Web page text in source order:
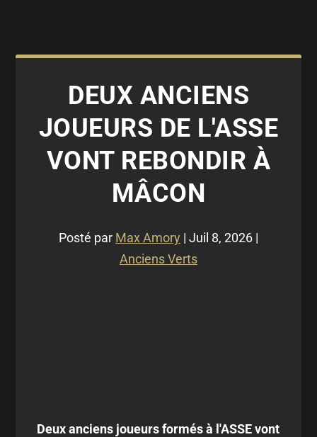
DEUX ANCIENS
JOUEURS DE L'ASSE
VONT REBONDIR À
MÂCON
Posté par Max Amory | Juil 8, 2026 |
Anciens Verts
Deux anciens joueurs formés à l'ASSE vont